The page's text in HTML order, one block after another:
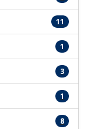
11
1
3
1
8